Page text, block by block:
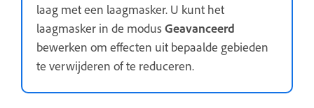
laag met een laagmasker. U kunt het
laagmasker in de modusGeavanceerd
bewerken om effecten uit bepaalde gebieden
te verwijderen of te reduceren.